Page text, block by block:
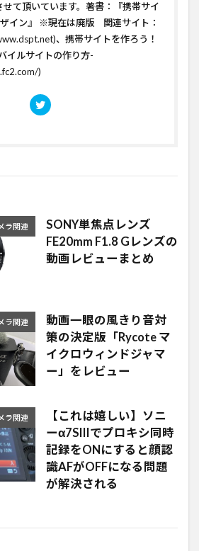
て頂いています。著書：『携帯サイ
ザイン』 ※現在は廃版 関連サイト：
、 携帯サイトを作ろう！
イルサイトの作り方-
)
ラ関連
SONY単焦点レンズ
FE20mm F1.8 Gレンズの
動画レビューまとめ
ラ関連
動画一眼の風きり音対
策の決定版「Rycote マ
イクロウィンドジャマ
ー」をレビュー
ラ関連
【これは嬉しい】ソニ
ーα7SIIIでプロキシ同時
記録をONにすると顔認
識AFがOFFになる問題
が解決される